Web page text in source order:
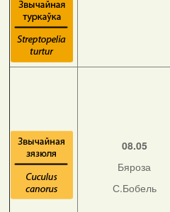
08.05
Бяроза
С.Бобель